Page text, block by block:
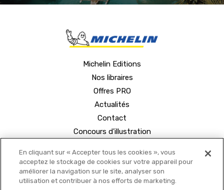
Michelin Editions
Nos libraires
Offres PRO
Actualités
Contact
Concours d'illustration
En cliquant sur « Accepter tous les cookies », vous
acceptez le stockage de cookies sur votre appareil pour
améliorer la navigation sur le site, analyser son
utilisation et contribuer à nos efforts de marketing.